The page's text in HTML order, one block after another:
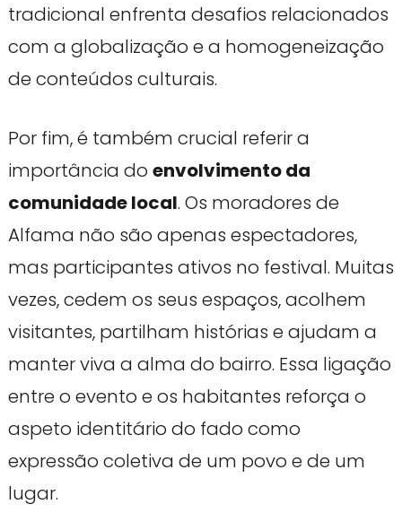
tradicional enfrenta desafios relacionados
com a globalização e a homogeneização
de conteúdos culturais.
Por fim, é também crucial referir a
importância do envolvimento da
comunidade local. Os moradores de
Alfama não são apenas espectadores,
mas participantes ativos no festival. Muitas
vezes, cedem os seus espaços, acolhem
visitantes, partilham histórias e ajudam a
manter viva a alma do bairro. Essa ligação
entre o evento e os habitantes reforça o
aspeto identitário do fado como
expressão coletiva de um povo e de um
lugar.